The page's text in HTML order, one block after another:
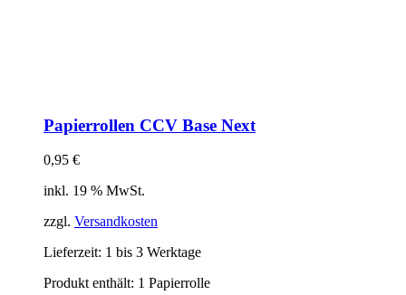
Papierrollen CCV Base Next
0,95 €
inkl. 19 % MwSt.
zzgl. Versandkosten
Lieferzeit: 1 bis 3 Werktage
Produkt enthält: 1 Papierrolle